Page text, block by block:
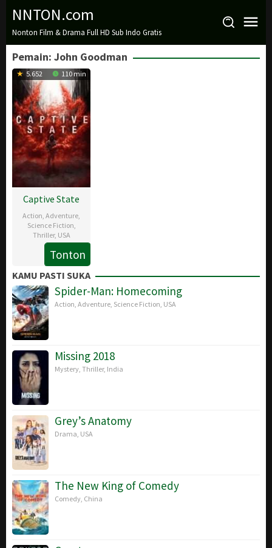
Loncat
konten
NNTON.com
Nonton Film & Drama Full HD Sub Indo Gratis
Pemain: John Goodman
5.652 110 min
Captive State
Action ,Adventure
Science Fiction
Thriller, USA
15
Mar
2019
Jonas
Spaccarotelli
Tonton
KAMU PASTI SUKA
Spider-Man: Homecoming
Action Adventure Science Fiction USA
Missing 2018
Mystery Thriller, India
Grey’s Anatomy
Drama USA
The New King of Comedy
Comedy China